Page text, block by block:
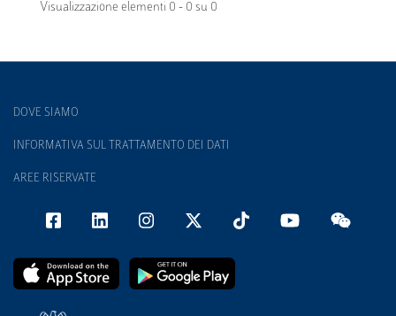
Visualizzazione elementi 0 - 0 su 0
DOVE SIAMO
INFORMATIVA SUL TRATTAMENTO DEI DATI
AREE RISERVATE